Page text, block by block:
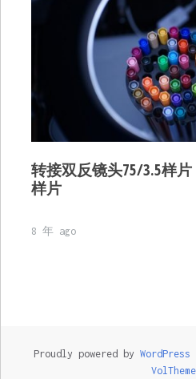
转接双反镜头75/3.5样
样片
8 年 ago
Proudly powered by WordPress